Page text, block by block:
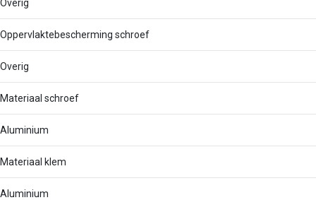
Overig
Oppervlaktebescherming schroef
Overig
Materiaal schroef
Aluminium
Materiaal klem
Aluminium